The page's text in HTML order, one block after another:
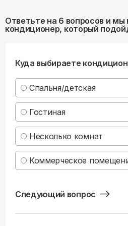
Ответьте на 6 вопросов и
кондиционер, который
Куда выбираете
Спальня/детская
Гостиная
Несколько комнат
Коммерческое
Следующий вопрос